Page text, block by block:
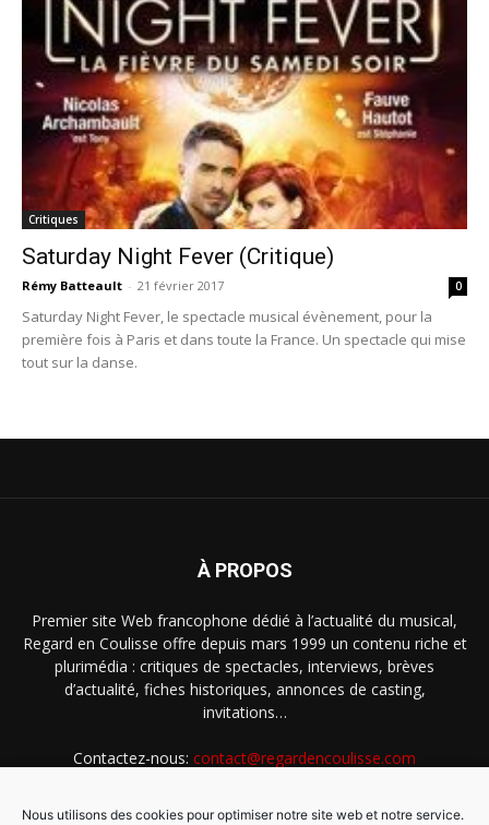
Nous utilisons des cookies pour optimiser notre site web et notre service.
Critiques
Saturday Night Fever (Critique)
Rémy Batteault - 21 février 2017 0
Saturday Night Fever, le spectacle musical évènement, pour la
première fois à Paris et dans toute la France. Un spectacle qui mise
tout sur la danse.
À PROPOS
Premier site Web francophone dédié à l’actualité du musical,
Regard en Coulisse offre depuis mars 1999 un contenu riche et
plurimédia : critiques de spectacles, interviews, brèves
d’actualité, fiches historiques, annonces de casting,
invitations…
Contactez-nous: contact@regardencoulisse.com